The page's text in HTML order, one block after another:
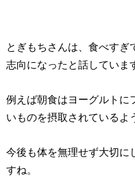
とぎもちさんは、食べす
志向になったと話していま
例えば朝食はヨーグルトに
いものを摂取されているよ
今後も体を無理せず大切に
すね。